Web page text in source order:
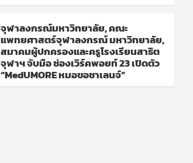
จุฬาลงกรณ์มหาวิทยาลัย, คณะ
แพทยศาสตร์จุฬาลงกรณ์ มหาวิทยาลัย,
สมาคมผู้ปกครองและครูโรงเรียนสาธิต
จุฬาฯ จับมือ ช่องเวิร์คพอยท์ 23 เปิดตัว
“MedUMORE หมอขอชาเลนจ์”